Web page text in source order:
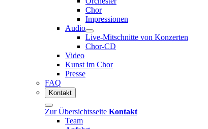
Chor
Impressionen
Audio
Live-Mitschnitte von Konzerten
Chor-CD
Video
Kunst im Chor
Presse
FAQ
Kontakt
Zur Übersichtsseite Kontakt
Team